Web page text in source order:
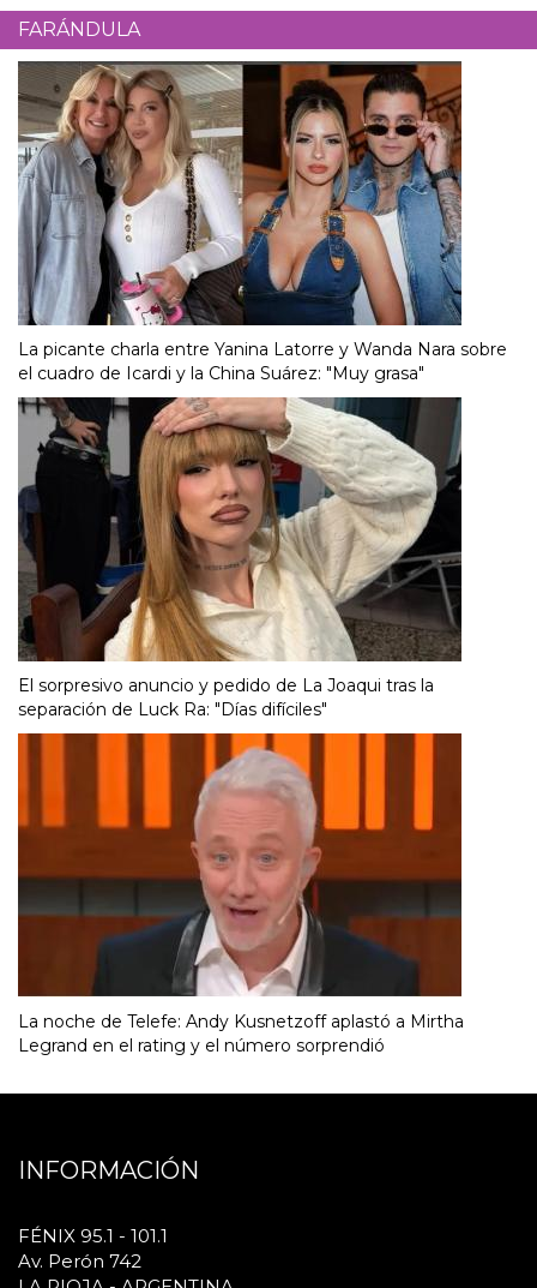
FARÁNDULA
La picante charla entre Yanina Latorre y Wanda Nara sobre
el cuadro de Icardi y la China Suárez: "Muy grasa"
El sorpresivo anuncio y pedido de La Joaqui tras la
separación de Luck Ra: "Días difíciles"
La noche de Telefe: Andy Kusnetzoff aplastó a Mirtha
Legrand en el rating y el número sorprendió
INFORMACIÓN
FÉNIX 95.1 - 101.1
Av. Perón 742